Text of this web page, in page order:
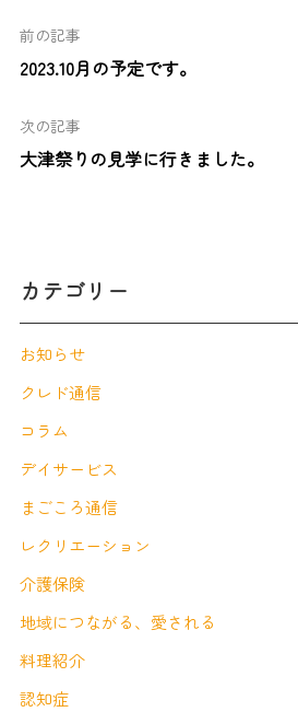
前の記事
2023.10月の予定です。
次の記事
大津祭りの見学に行きました。
カテゴリー
お知らせ
クレド通信
コラム
デイサービス
まごころ通信
レクリエーション
介護保険
地域につながる、愛される
料理紹介
認知症